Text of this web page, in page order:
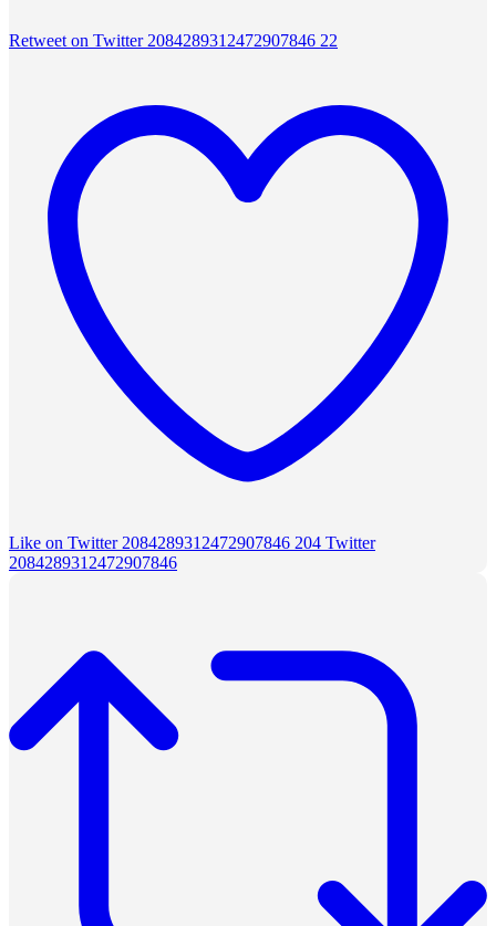
Retweet on Twitter 2084289312472907846 22
Like on Twitter 2084289312472907846 204 Twitter
2084289312472907846